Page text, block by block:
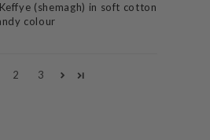
(shemagh) in soft cotton
colour
2 3